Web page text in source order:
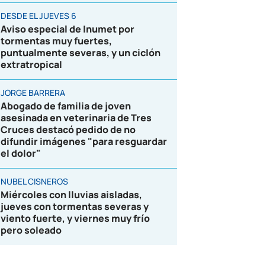
DESDE EL JUEVES 6
Aviso especial de Inumet por
tormentas muy fuertes,
puntualmente severas, y un ciclón
extratropical
JORGE BARRERA
Abogado de familia de joven
asesinada en veterinaria de Tres
Cruces destacó pedido de no
difundir imágenes "para resguardar
el dolor"
NUBEL CISNEROS
Miércoles con lluvias aisladas,
jueves con tormentas severas y
viento fuerte, y viernes muy frío
pero soleado